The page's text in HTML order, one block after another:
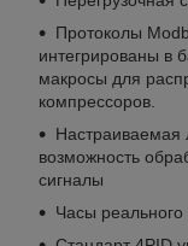
Протоколы
интегрированы в
макросы для
компрессоров.
Настраиваемая
возможность
сигналы
Часы